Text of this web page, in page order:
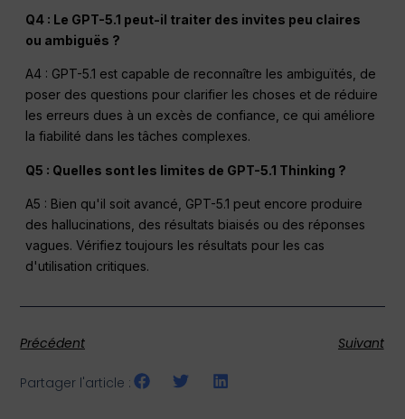
Q4 : Le GPT-5.1 peut-il traiter des invites peu claires
ou ambiguës ?
A4 : GPT-5.1 est capable de reconnaître les ambiguïtés, de
poser des questions pour clarifier les choses et de réduire
les erreurs dues à un excès de confiance, ce qui améliore
la fiabilité dans les tâches complexes.
Q5 : Quelles sont les limites de GPT-5.1 Thinking ?
A5 : Bien qu'il soit avancé, GPT-5.1 peut encore produire
des hallucinations, des résultats biaisés ou des réponses
vagues. Vérifiez toujours les résultats pour les cas
d'utilisation critiques.
Précédent Suivant
Partager l'article :